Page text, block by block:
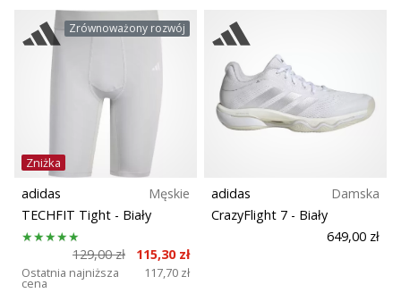
Zrównoważony rozwój
Zniżka
adidas
Męskie
TECHFIT Tight - Biały
129,00 zł 115,30 zł
Ostatnia najniższa
cena
117,70 zł
adidas
Damska
CrazyFlight 7 - Biały
649,00 zł